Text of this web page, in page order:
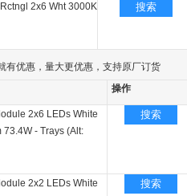
2x6 Wht 3000K
搜索
优惠，量大更优惠，支持原厂订货
操作
2x6 LEDs White
- Trays (Alt:
搜索
2x2 LEDs White
搜索